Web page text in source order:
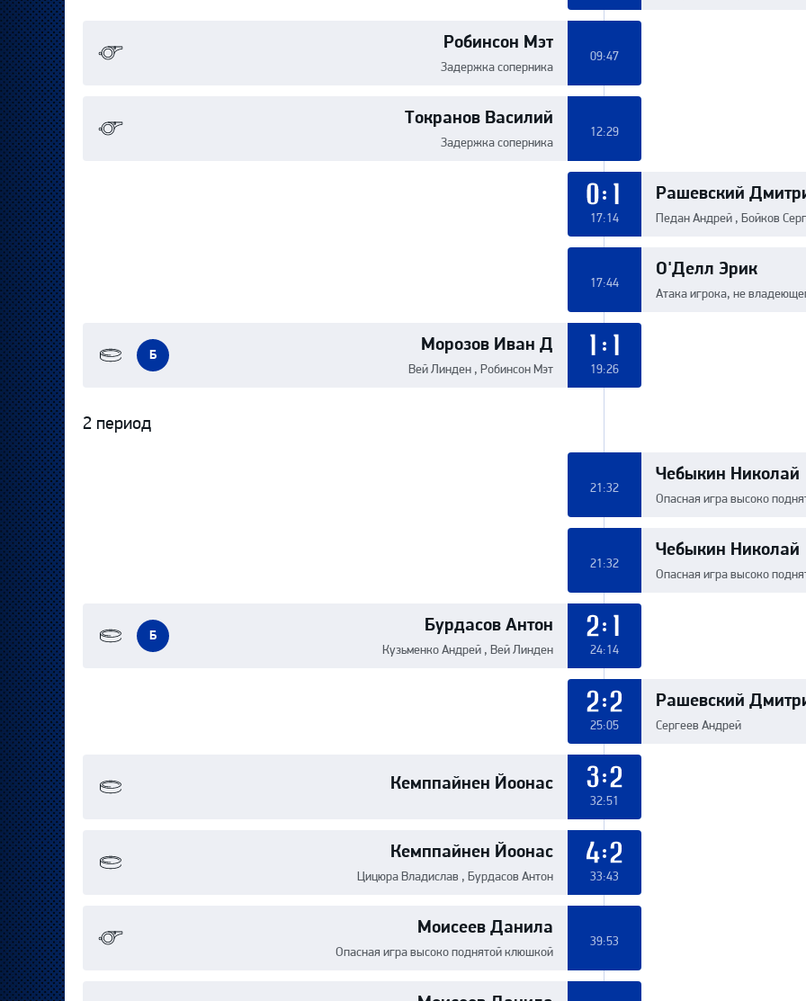
Робинсон Мэт
Задержка соперника
09:47
Токранов Василий
Задержка соперника
12:29
Рашевский
Педан Андрей , Бойков
0:1
17:14
О'Делл Эрик
Атака игрока, не
17:44
Морозов Иван Д
Вей Линден , Робинсон Мэт
1:1
19:26
Б
2 период
Чебыкин Николай
Опасная игра высоко
21:32
Чебыкин Николай
Опасная игра высоко
21:32
Бурдасов Антон
Кузьменко Андрей , Вей Линден
2:1
24:14
Б
Рашевский
Сергеев Андрей
2:2
25:05
Кемппайнен Йоонас 3:2
32:51
Кемппайнен Йоонас
Цицюра Владислав , Бурдасов Антон
4:2
33:43
Моисеев Данила
Опасная игра высоко поднятой клюшкой
39:53